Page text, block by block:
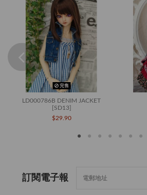
完售
LD000786B DENIM JACKET
[SD13]
$29.90
訂閱電子報